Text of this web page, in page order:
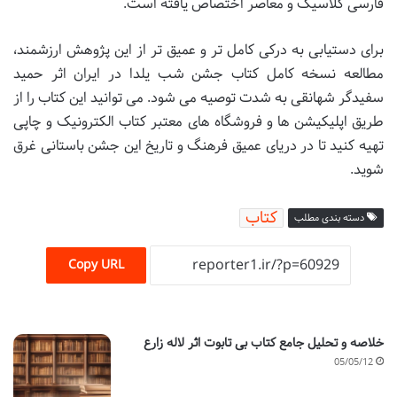
برای دستیابی به درکی کامل تر و عمیق تر از این پژوهش ارزشمند،
مطالعه نسخه کامل کتاب جشن شب یلدا در ایران اثر حمید
سفیدگر شهانقی به شدت توصیه می شود. می توانید این کتاب را از
طریق اپلیکیشن ها و فروشگاه های معتبر کتاب الکترونیک و چاپی
تهیه کنید تا در دریای عمیق فرهنگ و تاریخ این جشن باستانی غرق
شوید.
دسته بندی مطلب کتاب
Copy URL
خلاصه و تحلیل جامع کتاب بی تابوت اثر لاله زارع
05/05/12